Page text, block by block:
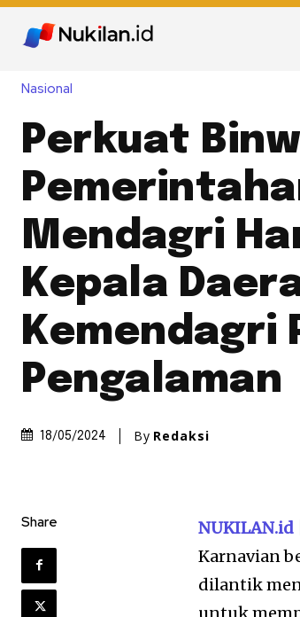
Nasional
Perkuat
Mendagri
Kepala
Kemendagri
Pengalaman
18/05/2024 By Redaksi
Share NUKILAN.id
Karnavian
dilantik
untuk